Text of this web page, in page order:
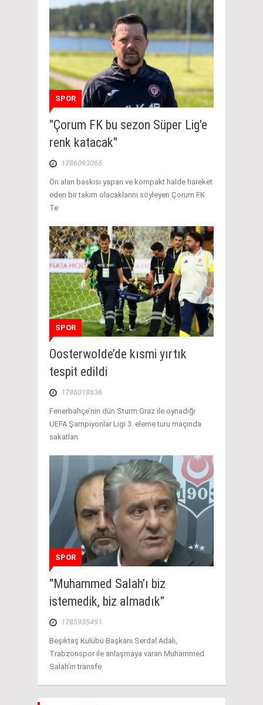
SPOR
"Çorum FK bu sezon Süper Lig'e
renk katacak"
1786093065
Ön alan baskısı yapan ve kompakt halde hareket
eden bir takım olacaklarını söyleyen Çorum FK
Te
SPOR
Oosterwolde’de kısmi yırtık
tespit edildi
1786018636
Fenerbahçe’nin dün Sturm Graz ile oynadığı
UEFA Şampiyonlar Ligi 3. eleme turu maçında
sakatlan
SPOR
"Muhammed Salah’ı biz
istemedik, biz almadık"
1785935491
Beşiktaş Kulübü Başkanı Serdal Adalı,
Trabzonspor ile anlaşmaya varan Muhammed
Salah’ın transfe